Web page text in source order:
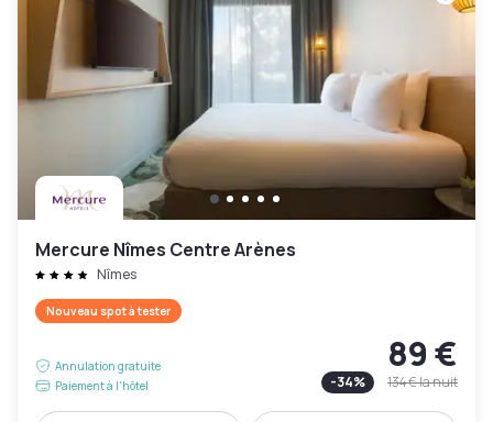
Mercure Nîmes Centre Arènes
Nîmes
Nouveau spot à tester
Annulation gratuite
Paiement à l'hôtel
89 €
-34% 134 €la nuit